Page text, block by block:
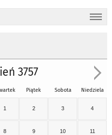
3757
Piątek Sobota Niedziela
1 2 3 4
8 9 10 11